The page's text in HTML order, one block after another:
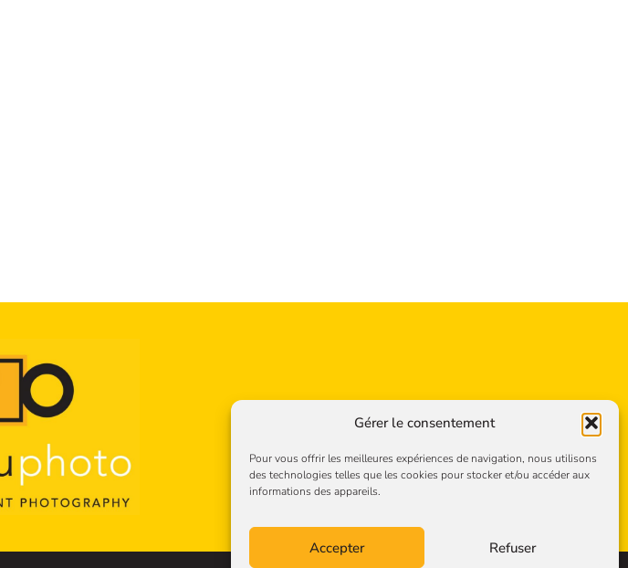
Gérer le consentement
Pour vous offrir les meilleures expériences de navigation, nous utilisons
des technologies telles que les cookies pour stocker et/ou accéder aux
informations des appareils.
Accepter Refuser